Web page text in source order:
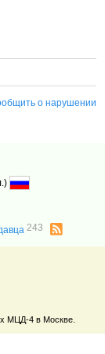
о нарушении
243
МЦД-4 в Москве.